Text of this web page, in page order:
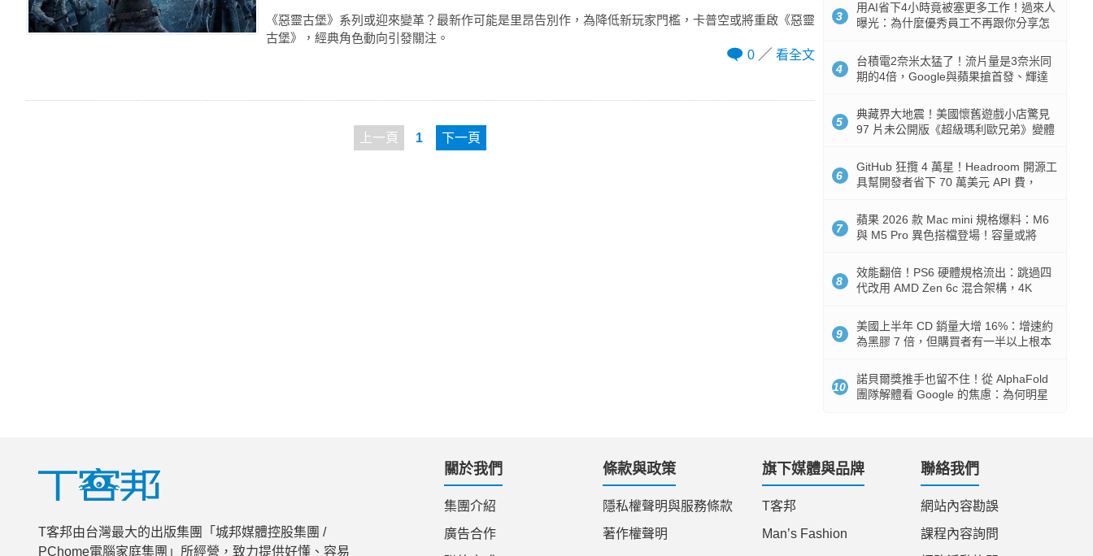
《惡靈古堡》系列或迎來變革？最新作可能是里昂告別作，為降低新玩家門檻，卡普空或將重啟《惡靈
古堡》，經典角色動向引發關注。
0
看全文
上一頁 1 下一頁
3
用AI省下4小時竟被塞更多工作！過來人
曝光：為什麼優秀員工不再跟你分享怎
4
台積電2奈米太猛了！流片量是3奈米同
期的4倍，Google與蘋果搶首發、輝達
5
典藏界大地震！美國懷舊遊戲小店驚見
97 片未公開版《超級瑪利歐兄弟》變體
6
GitHub 狂攬 4 萬星！Headroom 開源工
具幫開發者省下 70 萬美元 API 費，
7
蘋果 2026 款 Mac mini 規格爆料：M6
與 M5 Pro 異色搭檔登場！容量或將
8
效能翻倍！PS6 硬體規格流出：跳過四
代改用 AMD Zen 6c 混合架構，4K
9
美國上半年 CD 銷量大增 16%：增速約
為黑膠 7 倍，但購買者有一半以上根本
10
諾貝爾獎推手也留不住！從 AlphaFold
團隊解體看 Google 的焦慮：為何明星
T客邦由台灣最大的出版集團「城邦媒體控股集團 /
PChome電腦家庭集團」所經營，致力提供好懂、容易
關於我們
集團介紹
廣告合作
條款與政策
隱私權聲明與服務條款
著作權聲明
旗下媒體與品牌
T客邦
Man’s Fashion
聯絡我們
網站內容勘誤
課程內容詢問